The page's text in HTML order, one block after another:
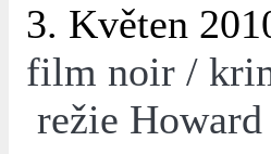
3. Květen
film noir /
režie